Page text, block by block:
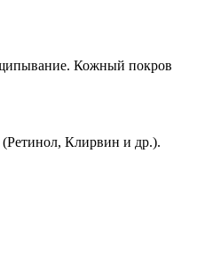
Кожный покров
Клирвин и др.).